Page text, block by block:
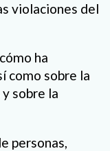
violaciones del
ha
como sobre la
sobre la
personas,